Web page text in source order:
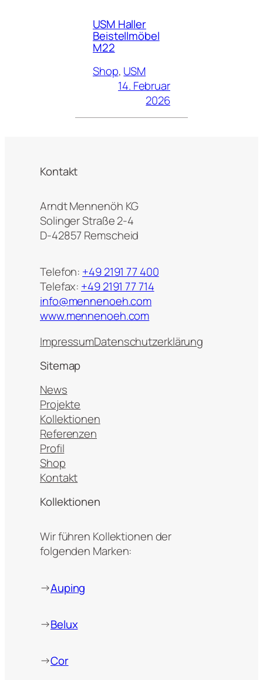
USM Haller
Beistellmöbel
M22
Shop, USM
14. Februar
2026
Kontakt
Arndt Mennenöh KG
Solinger Straße 2-4
D-42857 Remscheid
Telefon: +49 2191 77 400
Telefax: +49 2191 77 714
info@mennenoeh.com
www.mennenoeh.com
ImpressumDatenschutzerklärung
Sitemap
News
Projekte
Kollektionen
Referenzen
Profil
Shop
Kontakt
Kollektionen
Wir führen Kollektionen der
folgenden Marken:
→Auping
→Belux
→Cor